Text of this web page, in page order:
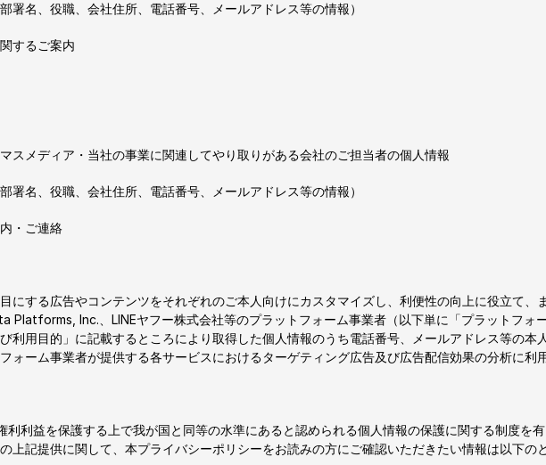
署名、役職、会社住所、電話番号、メールアドレス等の情報）
するご案内
スメディア・当社の事業に関連してやり取りがある会社のご担当者の個人情報
署名、役職、会社住所、電話番号、メールアドレス等の情報）
・ご連絡
にする広告やコンテンツをそれぞれのご本人向けにカスタマイズし、利便性の向上に役立て、
Platforms, Inc.、LINEヤフー株式会社等のプラットフォーム事業者（以下単に「プラットフォ
利用目的」に記載するところにより取得した個人情報のうち電話番号、メールアドレス等の本
ォーム事業者が提供する各サービスにおけるターゲティング広告及び広告配信効果の分析に利
利利益を保護する上で我が国と同等の水準にあると認められる個人情報の保護に関する制度を
上記提供に関して、本プライバシーポリシーをお読みの方にご確認いただきたい情報は以下の